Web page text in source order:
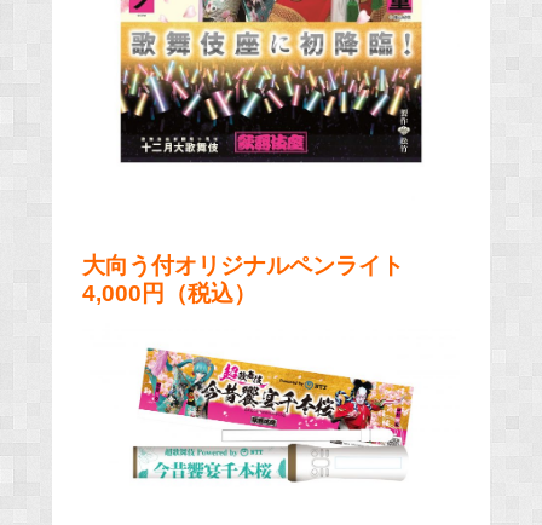
大向う付オリジナルペンライト
4,000円（税込）